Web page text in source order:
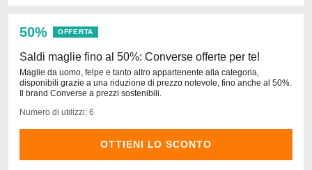
50% OFFERTA
Saldi maglie fino al 50%: Converse offerte per te!
Maglie da uomo, felpe e tanto altro appartenente alla categoria,
disponibili grazie a una riduzione di prezzo notevole, fino anche al 50%.
Il brand Converse a prezzi sostenibili.
Numero di utilizzi: 6
OTTIENI LO SCONTO